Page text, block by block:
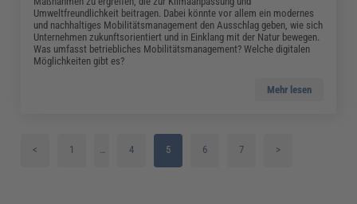
Umweltfreundlichkeit beitragen. Dabei könnte vor allem ein modernes
und nachhaltiges Mobilitätsmanagement den Ausschlag geben, wie sich
Unternehmen zukunftsorientiert und in Einklang mit der Natur bewegen.
Was umfasst betriebliches Mobilitätsmanagement? Welche digitalen
Möglichkeiten gibt es?
Mehr lesen
< 1 … 4 5 6 7 >